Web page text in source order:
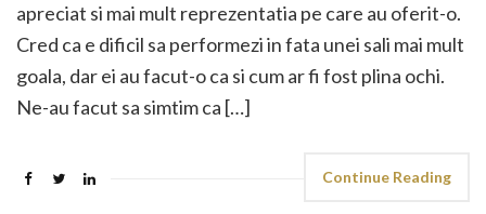
apreciat si mai mult reprezentatia pe care au oferit-o.
Cred ca e dificil sa performezi in fata unei sali mai mult
goala, dar ei au facut-o ca si cum ar fi fost plina ochi.
Ne-au facut sa simtim ca […]
Continue Reading